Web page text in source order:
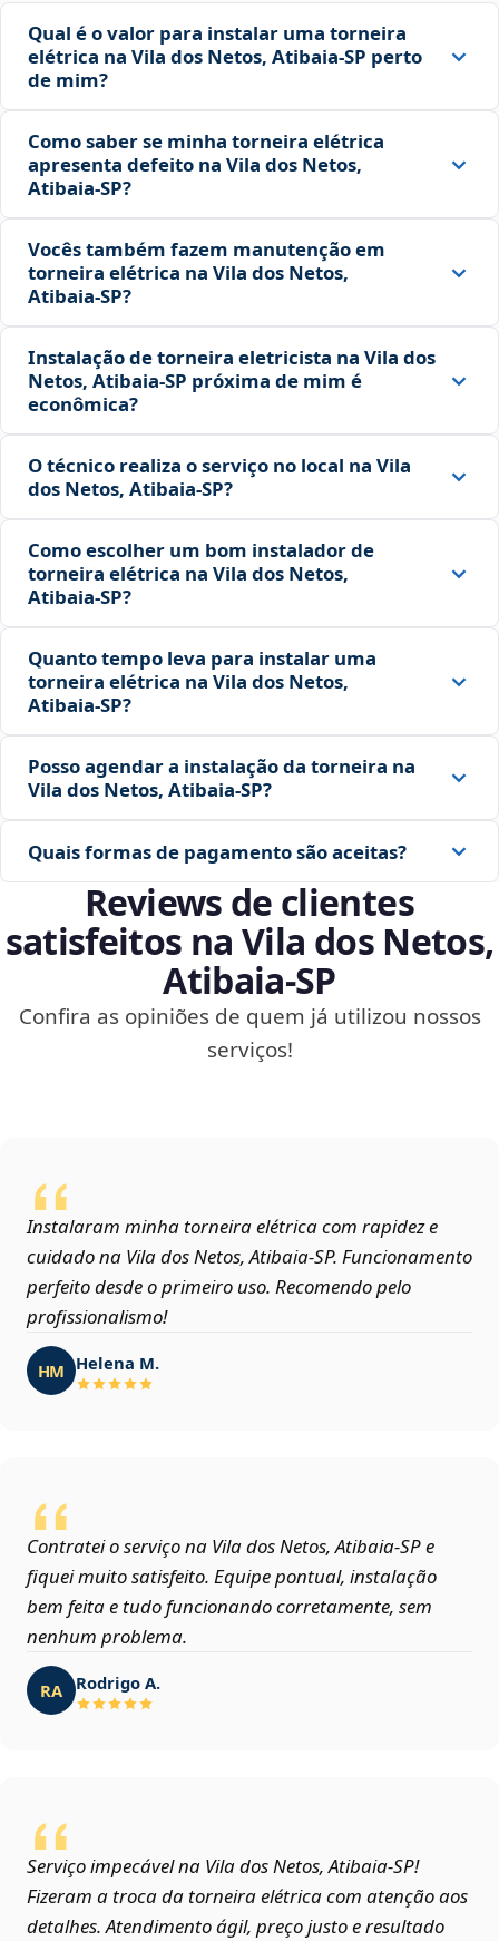
Qual é o valor para instalar uma torneira
elétrica na Vila dos Netos, Atibaia‑SP perto
de mim?
Como saber se minha torneira elétrica
apresenta defeito na Vila dos Netos,
Atibaia‑SP?
Vocês também fazem manutenção em
torneira elétrica na Vila dos Netos,
Atibaia‑SP?
Instalação de torneira eletricista na Vila dos
Netos, Atibaia‑SP próxima de mim é
econômica?
O técnico realiza o serviço no local na Vila
dos Netos, Atibaia‑SP?
Como escolher um bom instalador de
torneira elétrica na Vila dos Netos,
Atibaia‑SP?
Quanto tempo leva para instalar uma
torneira elétrica na Vila dos Netos,
Atibaia‑SP?
Posso agendar a instalação da torneira na
Vila dos Netos, Atibaia‑SP?
Quais formas de pagamento são aceitas?
Reviews de clientes
satisfeitos na Vila dos Netos,
Atibaia‑SP
Confira as opiniões de quem já utilizou nossos
serviços!
Instalaram minha torneira elétrica com rapidez e
cuidado na Vila dos Netos, Atibaia‑SP. Funcionamento
perfeito desde o primeiro uso. Recomendo pelo
profissionalismo!
HM Helena M.
Contratei o serviço na Vila dos Netos, Atibaia‑SP e
fiquei muito satisfeito. Equipe pontual, instalação
bem feita e tudo funcionando corretamente, sem
nenhum problema.
RA Rodrigo A.
Serviço impecável na Vila dos Netos, Atibaia‑SP!
Fizeram a troca da torneira elétrica com atenção aos
detalhes. Atendimento ágil, preço justo e resultado